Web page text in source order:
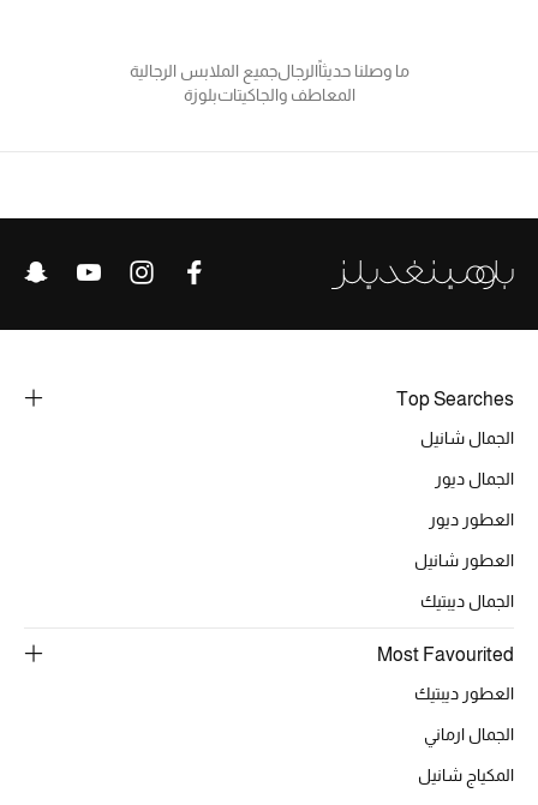
حقائب الأطفال
أبرز المصممين
أبرز الحقائب
تسوقوا الحقائب
الموسم الجديد
ما وصلنا حديثاًالرجالجميع الملابس الرجالية
المعاطف والجاكيتاتبلوزة
Top Searches
الجمال شانيل
الجمال ديور
العطور ديور
العطور شانيل
الجمال ديبتيك
Most Favourited
العطور ديبتيك
الجمال ارماني
المكياج شانيل